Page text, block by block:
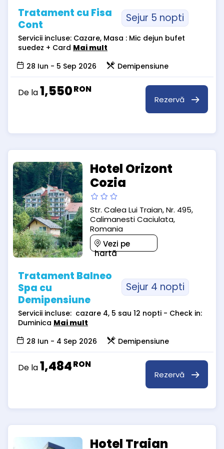
Tratament cu Fisa
Cont
Sejur 5 nopti
Servicii incluse: Cazare, Masa : Mic dejun bufet
suedez + Card Mai mult
28 Iun - 5 Sep 2026
Demipensiune
De la1,550RON
Rezervă
Hotel Orizont
Cozia
Str. Calea Lui Traian, Nr. 495,
Calimanesti Caciulata,
Romania
Vezi pe
hartă
Tratament Balneo
Spa cu
Demipensiune
Sejur 4 nopti
Servicii incluse: cazare 4, 5 sau 12 nopti - Check in:
Duminica Mai mult
28 Iun - 4 Sep 2026
Demipensiune
De la1,484RON
Rezervă
Hotel Traian